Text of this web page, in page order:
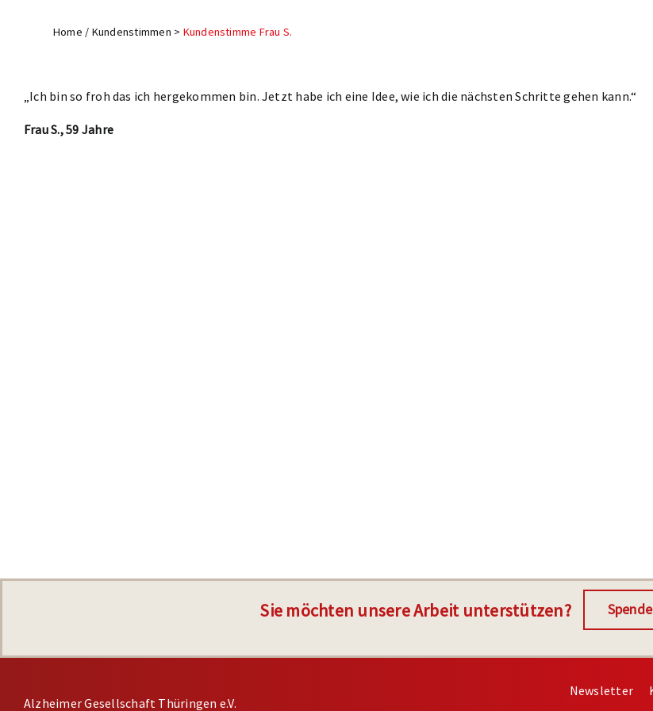
Home / Kundenstimmen > Kundenstimme Frau S.
„Ich bin so froh das ich hergekommen bin. Jetzt habe ich eine Idee, wie ich die nächsten Schritte gehen kann.“
Frau S., 59 Jahre
Sie möchten unsere Arbeit unterstützen?
Alzheimer Gesellschaft Thüringen e.V.
Newsletter